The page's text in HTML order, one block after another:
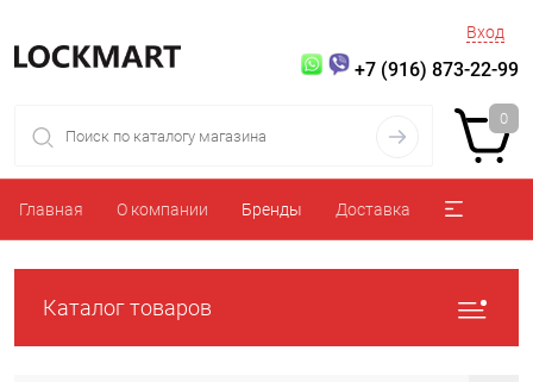
Вход
+7 (916) 873-22-99
0
Главная О компании Бренды Доставка
Каталог товаров